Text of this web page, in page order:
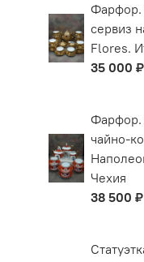
сервиз
Flores.
35 000 ₽
Фарфор.
чайно-
Чехия
38 500 ₽